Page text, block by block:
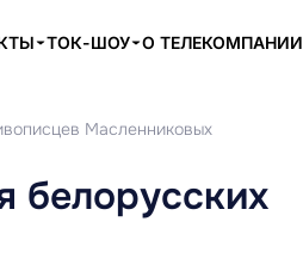
ТОК-ШОУ О ТЕЛЕКОМПАНИИ
Масленниковых
белорусских